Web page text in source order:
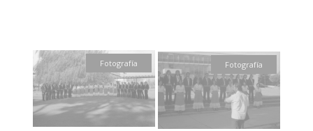
Fotografía Fotografía